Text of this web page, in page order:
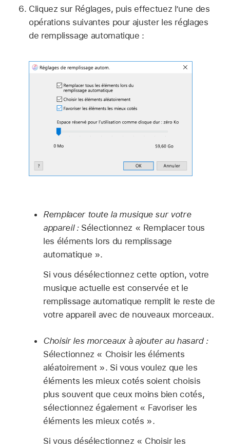
Cliquez sur Réglages, puis effectuez l’une des
opérations suivantes pour ajuster les réglages
de remplissage automatique :
Remplacer toute la musique sur votre
appareil : Sélectionnez « Remplacer tous
les éléments lors du remplissage
automatique ».
Si vous désélectionnez cette option, votre
musique actuelle est conservée et le
remplissage automatique remplit le reste de
votre appareil avec de nouveaux morceaux.
Choisir les morceaux à ajouter au hasard :
Sélectionnez « Choisir les éléments
aléatoirement ». Si vous voulez que les
éléments les mieux cotés soient choisis
plus souvent que ceux moins bien cotés,
sélectionnez également « Favoriser les
éléments les mieux cotés ».
Si vous désélectionnez « Choisir les